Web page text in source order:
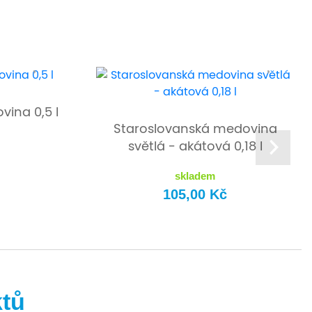
0,5 l
Staroslovanská medovina
světlá - akátová 0,18 l
skladem
105,00 Kč